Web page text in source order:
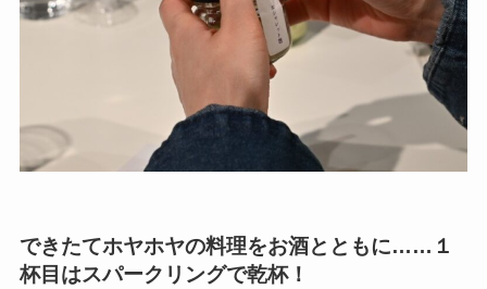
できたてホヤホヤの料理をお酒とともに……１
杯目はスパークリングで乾杯！